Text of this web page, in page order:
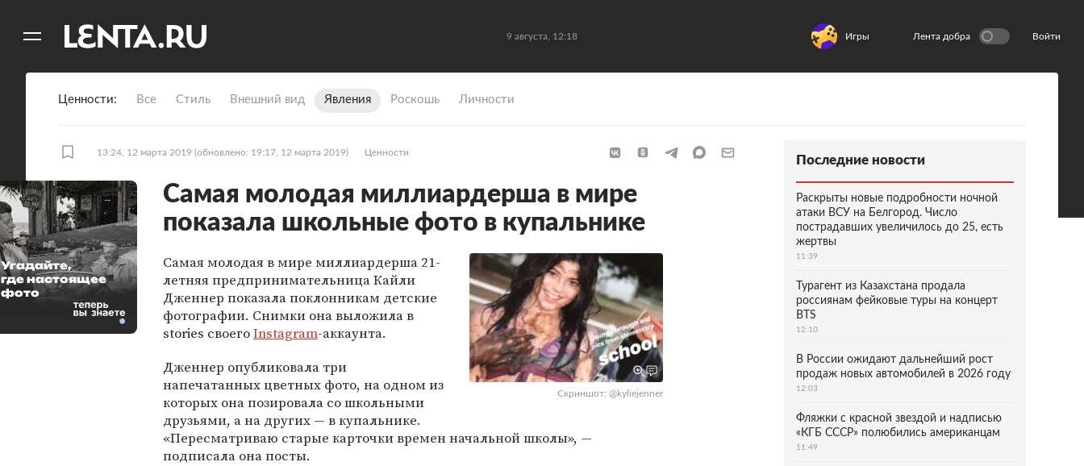
9 августа, 12:18 Игры Лента добра Войти
Ценности Все Стиль Внешний вид Явления Роскошь Личности
13:24, 12 марта 2019 (обновлено: 19:17, 12 марта 2019) Ценности
Самая молодая миллиардерша в мире
показала школьные фото в купальнике
Скриншот: @kyliejenner
Самая молодая в мире миллиардерша 21-
летняя предпринимательница Кайли
Дженнер показала поклонникам детские
фотографии. Снимки она выложила в
stories своегоInstagram-аккаунта.
Дженнер опубликовала три
напечатанных цветных фото, на одном из
которых она позировала со школьными
друзьями, а на других — в купальнике.
«Пересматриваю старые карточки времен начальной школы», —
подписала она посты.
Угадайте,
где настоящее
фото
Последние новости
Раскрыты новые подробности ночной
атаки ВСУ на Белгород. Число
пострадавших увеличилось до 25, есть
жертвы
11:39
Турагент из Казахстана продала
россиянам фейковые туры на концерт
BTS
12:10
В России ожидают дальнейший рост
продаж новых автомобилей в 2026 году
12:03
Фляжки с красной звездой и надписью
«КГБ СССР» полюбились американцам
11:49